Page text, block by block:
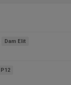
Dam Elit
P12